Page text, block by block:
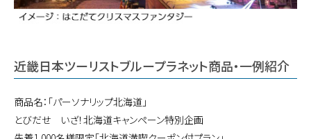
近畿日本ツーリストブループラネット商品・一例紹介
商品名：「パーソナリップ北海道」
とびだせ いざ！北海道キャンペーン特別企画